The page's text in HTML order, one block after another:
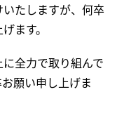
たしますが、何卒
ます。
全力で取り組んで
願い申し上げま